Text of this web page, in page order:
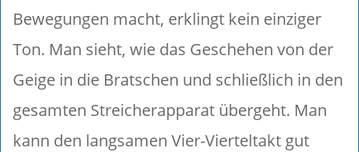
Bewegungen macht, erklingt kein einziger
Ton. Man sieht, wie das Geschehen von der
Geige in die Bratschen und schließlich in den
gesamten Streicherapparat übergeht. Man
kann den langsamen Vier-Vierteltakt gut